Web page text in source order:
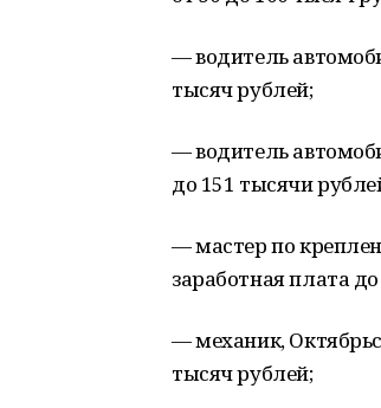
— водитель
тысяч рублей;
— водитель
до 151 тысячи
— мастер по
заработная плата
— механик,
тысяч рублей;